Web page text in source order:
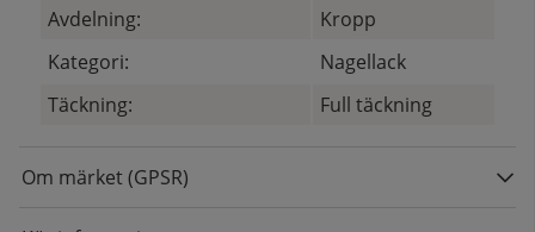
Avdelning:
Kropp
Kategori:
Nagellack
Täckning:
Full täckning
Om märket (GPSR)